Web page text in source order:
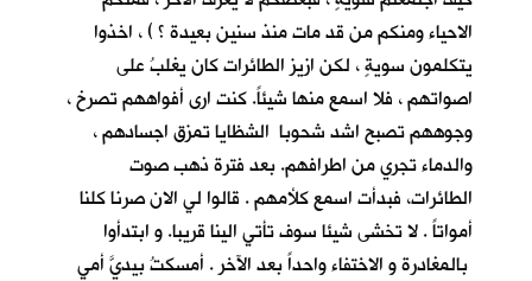
الاحياء ومنكم من قد مات منذ سنين بعيدة ؟ ) ، اخذوا
يتكلمون سويةٍ ، لكن ازيز الطائرات كان يغلبُ على
اصواتهم ، فلا اسمع منها شيئاً. كنت ارى أفواههم تصرخ ،
وجوههم تصبح اشد شحوبا الشظايا تمزق اجسادهم ،
والدماء تجري من اطرافهم. بعد فترة ذهب صوت
الطائرات، فبدأت اسمع كلأمهم . قالوا لي الان صرنا كلنا
أمواتاً . لا تخشى شيئا سوف تأتي الينا قريبا. و ابتدأوا
بالمغادرة و الاختفاء واحداً بعد الآخر . أمسكتُ بيديَّ أمي